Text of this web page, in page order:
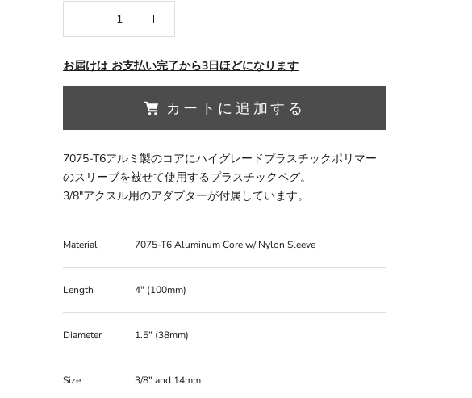
お届けは お支払い完了から3日ほどになります
カートに追加する
7075-T6アルミ製のコアにハイグレードプラスチックポリマー
のスリーブを被せて使用するプラスチックペグ。
3/8"アクスル用のアダプターが付属しています。
Material 7075-T6 Aluminum Core w/ Nylon Sleeve
Length 4" (100mm)
Diameter 1.5" (38mm)
Size 3/8" and 14mm